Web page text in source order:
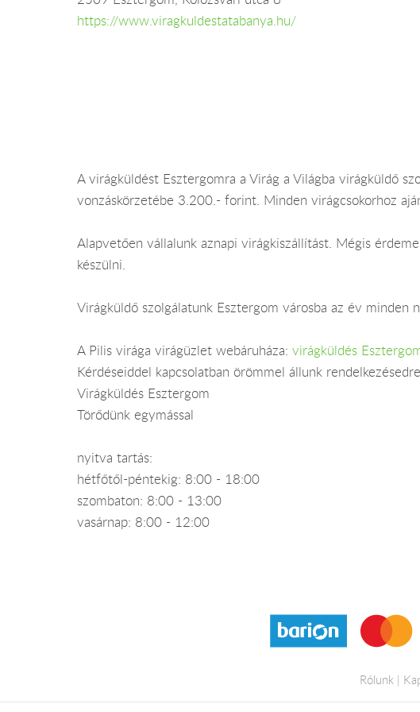
https://www.viragkuldestatabanya.hu/
A virágküldést Esztergomra a Virág a Világba virágküldő
vonzáskörzetébe 3.200.- forint. Minden virágcsokorhoz
Alapvetően vállalunk aznapi virágkiszállítást. Mégis
készülni.
Virágküldő szolgálatunk Esztergom városba az év minden
A Pilis virága virágüzlet webáruháza: virágküldés
Kérdéseiddel kapcsolatban örömmel állunk
Virágküldés Esztergom
Törődünk egymással
nyitva tartás:
hétfőtől-péntekig: 8:00 - 18:00
szombaton: 8:00 - 13:00
vasárnap: 8:00 - 12:00
Rólunk